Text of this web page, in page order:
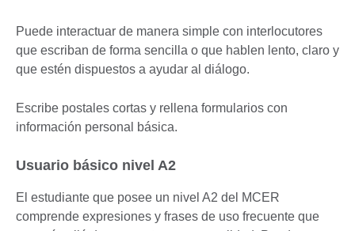
Puede interactuar de manera simple con interlocutores
que escriban de forma sencilla o que hablen lento, claro y
que estén dispuestos a ayudar al diálogo.
Escribe postales cortas y rellena formularios con
información personal básica.
Usuario básico nivel A2
El estudiante que posee un nivel A2 del MCER
comprende expresiones y frases de uso frecuente que